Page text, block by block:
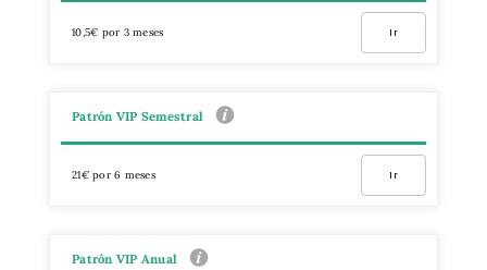
10,5€ por 3 meses Ir
Patrón VIP Semestral
21€ por 6 meses Ir
Patrón VIP Anual